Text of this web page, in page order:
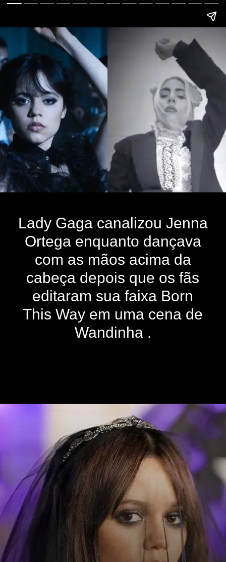
Lady Gaga canalizou Jenna
Ortega enquanto dançava
com as mãos acima da
cabeça depois que os fãs
editaram sua faixa Born
This Way em uma cena de
Wandinha .